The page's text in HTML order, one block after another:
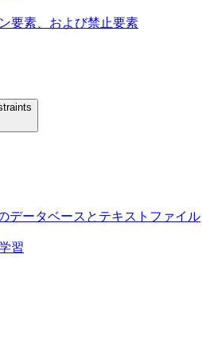
要素、および禁止要素
データベースとテキストファイル
習